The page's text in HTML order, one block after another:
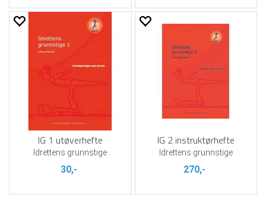
IG 1 utøverhefte
Idrettens grunnstige
30,-
IG 2 instruktørhefte
Idrettens grunnstige
270,-